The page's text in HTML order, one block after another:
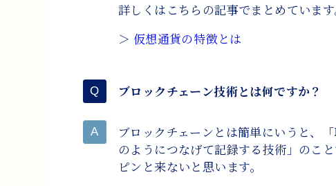
詳しくはこちらの記事でまとめています
＞ 仮想通貨の特徴とは
ブロックチェーン技術とは何ですか？
ブロックチェーンとは簡単にいうと、
のようにつなげて記録する技術」のこ
ピンと来ないと思います。